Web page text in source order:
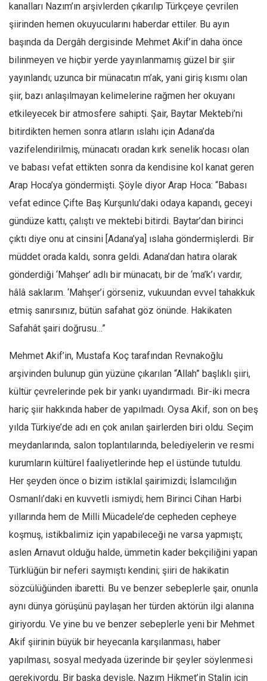
Bu Sayı
Tüm Sayılar
Kategoriler
Kültür Sanat
Kitap
Karisi kitap sualleri
Ekonomi
Spor
Manzara
Sağlık
Gıda-Beslenme
Hayat
Türkiye
Siyaset
Asya
Afrika
İslam Dünyası
Tarih
Düşünce
Dosyalar
kanalları Nazım’ın arşivlerden çıkarılıp Türkçeye çevrilen
şiirinden hemen okuyucularını haberdar ettiler. Bu ayın
başında da Dergâh dergisinde Mehmet Akif’in daha önce
bilinmeyen ve hiçbir yerde yayınlanmamış güzel bir şiir
yayınlandı; uzunca bir münacatın m’ak, yani giriş kısmı olan
şiir, bazı anlaşılmayan kelimelerine rağmen her okuyanı
etkileyecek bir atmosfere sahipti. Şair, Baytar Mektebi’ni
bitirdikten hemen sonra atların ıslahı için Adana’da
vazifelendirilmiş, münacatı oradan kırk senelik hocası olan
ve babası vefat ettikten sonra da kendisine kol kanat geren
Arap Hoca’ya göndermişti. Şöyle diyor Arap Hoca: “Babası
vefat edince Çifte Baş Kurşunlu’daki odaya kapandı, geceyi
gündüze kattı, çalıştı ve mektebi bitirdi. Baytar’dan birinci
çıktı diye onu at cinsini [Adana’ya] ıslaha göndermişlerdi. Bir
müddet orada kaldı, sonra geldi. Adana’dan hatıra olarak
gönderdiği ‘Mahşer’ adlı bir münacatı, bir de ‘ma’k’ı vardır,
hâlâ saklarım. ‘Mahşer’i görseniz, vukuundan evvel tahakkuk
etmiş sanırsınız, bütün safahat göz önünde. Hakikaten
Safahât şairi doğrusu…”
Mehmet Akif’in, Mustafa Koç tarafından Revnakoğlu
arşivinden bulunup gün yüzüne çıkarılan “Allah” başlıklı şiiri,
kültür çevrelerinde pek bir yankı uyandırmadı. Bir-iki mecra
hariç şiir hakkında haber de yapılmadı. Oysa Akif, son on beş
yılda Türkiye’de adı en çok anılan şairlerden biri oldu. Seçim
meydanlarında, salon toplantılarında, belediyelerin ve resmi
kurumların kültürel faaliyetlerinde hep el üstünde tutuldu.
Her şeyden önce o bizim istiklal şairimizdi; İslamcılığın
Osmanlı’daki en kuvvetli ismiydi; hem Birinci Cihan Harbi
yıllarında hem de Milli Mücadele’de cepheden cepheye
koşmuş, istikbalimiz için yapabileceği ne varsa yapmıştı;
aslen Arnavut olduğu halde, ümmetin kader bekçiliğini yapan
Türklüğün bir neferi saymıştı kendini; şiiri de hakikatin
sözcülüğünden ibaretti. Bu ve benzer sebeplerle şair, onunla
aynı dünya görüşünü paylaşan her türden aktörün ilgi alanına
giriyordu. Ve yine bu ve benzer sebeplerle yeni bir Mehmet
Akif şiirinin büyük bir heyecanla karşılanması, haber
yapılması, sosyal medyada üzerinde bir şeyler söylenmesi
gerekiyordu. Bir başka deyişle, Nazım Hikmet’in Stalin için